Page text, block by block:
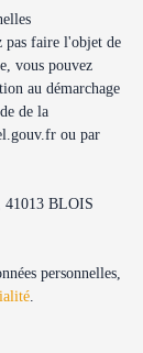
pas faire l'objet de
vous pouvez
au démarchage
de la
ou par
41013 BLOIS
personnelles,